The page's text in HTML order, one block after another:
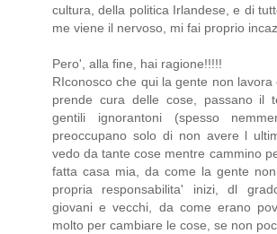
cultura, della politica Irlandese, e di
me viene il nervoso, mi fai proprio
Pero', alla fine, hai ragione!!!!!
RIconosco che qui la gente non
prende cura delle cose, passano il
gentili ignorantoni (spesso
preoccupano solo di non avere l
vedo da tante cose mentre cammino
fatta casa mia, da come la gente
propria responsabilita' inizi, dl
giovani e vecchi, da come erano
molto per cambiare le cose, se non